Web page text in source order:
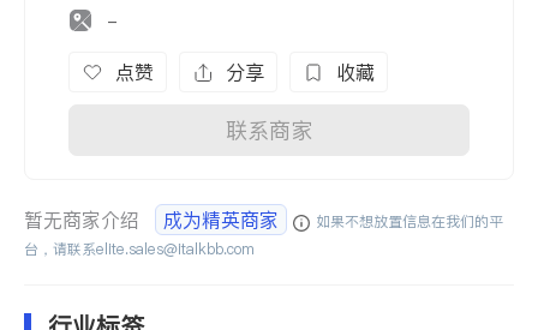
-
点赞 分享 收藏
联系商家
暂无商家介绍 成为精英商家
如果不想放置信息在我们的平
台，请联系elite.sales@italkbb.com